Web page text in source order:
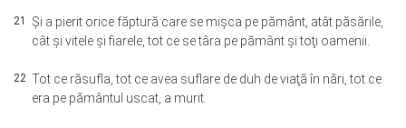
21 Şi a pierit orice făptură care se mişca pe pământ, atât păsările,
cât şi vitele şi fiarele, tot ce se târa pe pământ şi toţi oamenii.
22 Tot ce răsufla, tot ce avea suflare de duh de viaţă în nări, tot ce
era pe pământul uscat, a murit.